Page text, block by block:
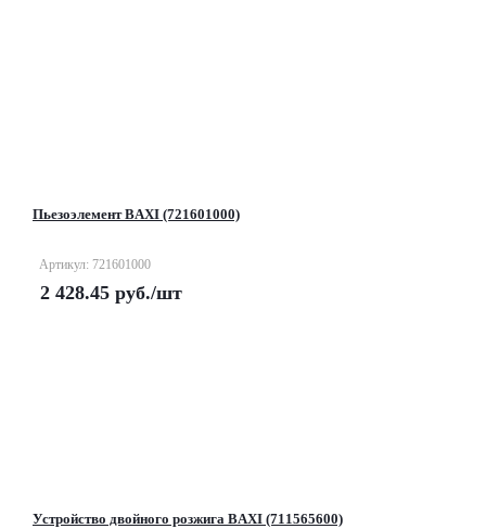
Пьезоэлемент BAXI (721601000)
Артикул: 721601000
2 428.45 руб./шт
Устройство двойного розжига BAXI (711565600)